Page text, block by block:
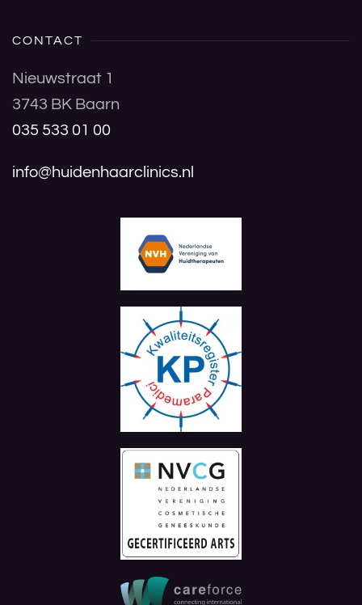
CONTACT
Nieuwstraat 1
3743 BK Baarn
035 533 01 00
info@huidenhaarclinics.nl